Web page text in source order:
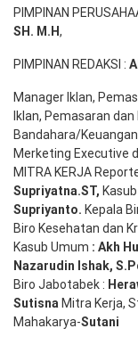
PIMPINAN
SH . M.H,
PIMPINAN REDAKSI :
Manager Iklan,
Iklan, Pemasaran dan
Bandahara/Keuangan
Merketing Executive
MITRA KERJA
Supriyatna.ST,
Supriyanto. Kepala
Biro Kesehatan dan
Kasub Umum : Akh
Nazarudin Ishak,
Biro Jabotabek :
Sutisna Mitra Kerja,
Mahakarya-Sutani